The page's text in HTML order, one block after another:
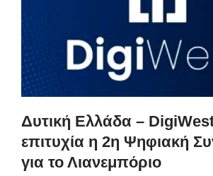
Δυτική Ελλάδα –
επιτυχία η 2η Ψηφιακή
για το Λιανεμπόριο